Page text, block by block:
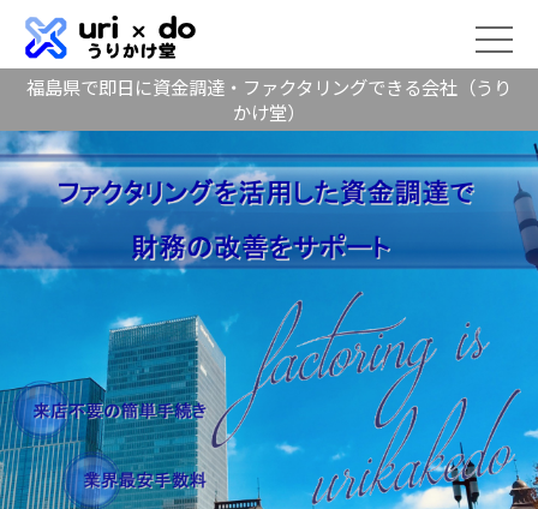
福島県で即日に資金調達・ファクタリングできる会社（うり
かけ堂）